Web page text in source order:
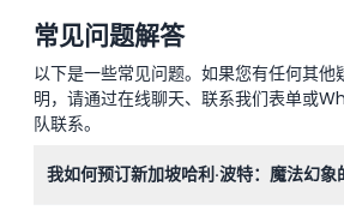
常见问题解答
以下是一些常见问题。如果您有任何其他
明，请通过在线聊天、联系我们表单或
队联系。
我如何预订新加坡哈利·波特：魔法幻象